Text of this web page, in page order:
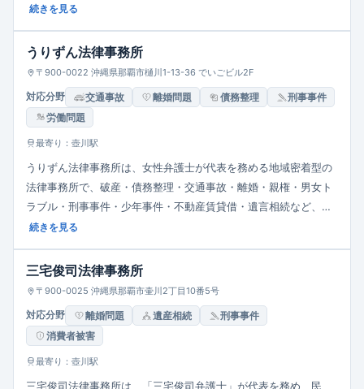
通事故、民事・家事事件（離婚・相続・遺言等）、刑事弁護、商
別）。受付時間は平日9:00〜18:00で、土日祝は休みです。
続きを見る
うりずん法律事務所
〒900-0022 沖縄県那覇市樋川1-13-36 でいごビル2F
対応分野 交通事故 離婚問題 債務整理
刑事事件
労働問題
最寄り：壺川駅
うりずん法律事務所は、女性弁護士が代表を務める地域密着型の
法律事務所で、破産・債務整理・交通事故・離婚・親権・男女ト
ラブル・刑事事件・少年事件・不動産賃貸借・遺言相続など、幅
広い民事・家事・刑事案件を扱います。相談は予約制で、法律相
し、分割払いや法扶助制度の利用など費用面の配慮もあり、身近
で頼れる存在をめざしています。
続きを見る
三宅俊司法律事務所
〒900-0025 沖縄県那覇市壷川2丁目10番5号
対応分野 離婚問題 遺産相続
刑事事件
消費者被害
最寄り：壺川駅
三宅俊司法律事務所は、「三宅俊司弁護士」が代表を務め、民